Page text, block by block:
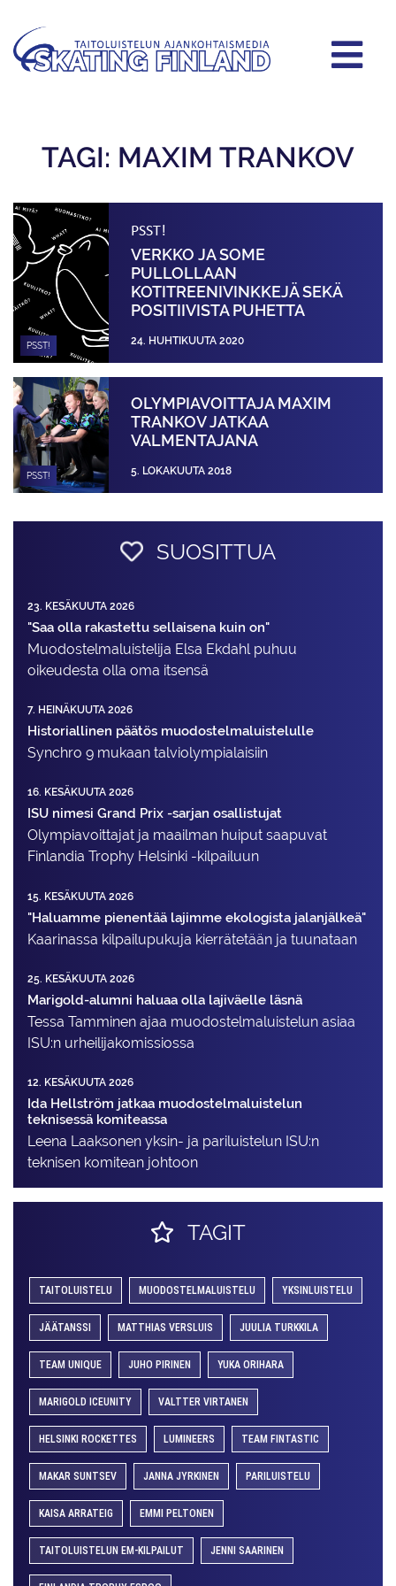
TAGI: MAXIM TRANKOV
PSST!
PSST!
VERKKO JA SOME
PULLOLLAAN
KOTITREENIVINKKEJÄ SEKÄ
POSITIIVISTA PUHETTA
24. HUHTIKUUTA 2020
PSST!
OLYMPIAVOITTAJA MAXIM
TRANKOV JATKAA
VALMENTAJANA
5. LOKAKUUTA 2018
SUOSITTUA
23. KESÄKUUTA 2026
"Saa olla rakastettu sellaisena kuin on"
Muodostelma­luistelija Elsa Ekdahl puhuu
oikeudesta olla oma itsensä
7. HEINÄKUUTA 2026
Historiallinen päätös muodostelmaluistelulle
Synchro 9 mukaan talviolympialaisiin
16. KESÄKUUTA 2026
ISU nimesi Grand Prix -sarjan osallistujat
Olympiavoittajat ja maailman huiput saapuvat
Finlandia Trophy Helsinki -kilpailuun
15. KESÄKUUTA 2026
"Haluamme pienentää lajimme ekologista jalanjälkeä"
Kaarinassa kilpailupukuja kierrätetään ja tuunataan
25. KESÄKUUTA 2026
Marigold-alumni haluaa olla lajiväelle läsnä
Tessa Tamminen ajaa muodostelma­luistelun asiaa
ISU:n urheilija­komissiossa
12. KESÄKUUTA 2026
Ida Hellström jatkaa muodostelmaluistelun
teknisessä komiteassa
Leena Laaksonen yksin- ja pariluistelun ISU:n
teknisen komitean johtoon
TAGIT
TAITOLUISTELU MUODOSTELMALUISTELU YKSINLUISTELU
JÄÄTANSSI MATTHIAS VERSLUIS JUULIA TURKKILA
TEAM UNIQUE JUHO PIRINEN YUKA ORIHARA
MARIGOLD ICEUNITY VALTTER VIRTANEN
HELSINKI ROCKETTES LUMINEERS TEAM FINTASTIC
MAKAR SUNTSEV JANNA JYRKINEN PARILUISTELU
KAISA ARRATEIG EMMI PELTONEN
TAITOLUISTELUN EM-KILPAILUT JENNI SAARINEN